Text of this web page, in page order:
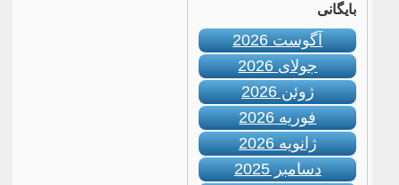
بایگانی
آگوست 2026
جولای 2026
ژوئن 2026
فوریه 2026
ژانویه 2026
دسامبر 2025